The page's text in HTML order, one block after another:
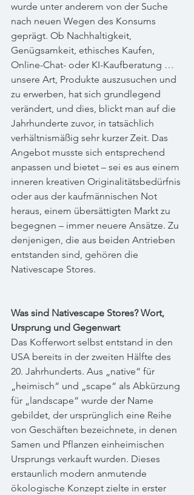
wurde unter anderem von der Suche
nach neuen Wegen des Konsums
geprägt. Ob Nachhaltigkeit,
Genügsamkeit, ethisches Kaufen,
Online-Chat- oder KI-Kaufberatung …
unsere Art, Produkte auszusuchen und
zu erwerben, hat sich grundlegend
verändert, und dies, blickt man auf die
Jahrhunderte zuvor, in tatsächlich
verhältnismäßig sehr kurzer Zeit. Das
Angebot musste sich entsprechend
anpassen und bietet – sei es aus einem
inneren kreativen Originalitätsbedürfnis
oder aus der kaufmännischen Not
heraus, einem übersättigten Markt zu
begegnen – immer neuere Ansätze. Zu
denjenigen, die aus beiden Antrieben
entstanden sind, gehören die
Nativescape Stores.
Was sind Nativescape Stores? Wort,
Ursprung und Gegenwart
Das Kofferwort selbst entstand in den
USA bereits in der zweiten Hälfte des
20. Jahrhunderts. Aus „native“ für
„heimisch“ und „scape“ als Abkürzung
für „landscape“ wurde der Name
gebildet, der ursprünglich eine Reihe
von Geschäften bezeichnete, in denen
Samen und Pflanzen einheimischen
Ursprungs verkauft wurden. Dieses
erstaunlich modern anmutende
ökologische Konzept zielte in erster